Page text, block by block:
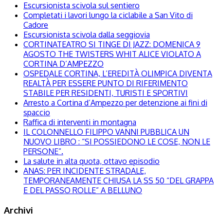
Escursionista scivola sul sentiero
Completati i lavori lungo la ciclabile a San Vito di
Cadore
Escursionista scivola dalla seggiovia
CORTINATEATRO SI TINGE DI JAZZ: DOMENICA 9
AGOSTO THE TWISTERS WHIT ALICE VIOLATO A
CORTINA D’AMPEZZO
OSPEDALE CORTINA, L’EREDITÀ OLIMPICA DIVENTA
REALTÀ PER ESSERE PUNTO DI RIFERIMENTO
STABILE PER RESIDENTI, TURISTI E SPORTIVI
Arresto a Cortina d’Ampezzo per detenzione ai fini di
spaccio
Raffica di interventi in montagna
IL COLONNELLO FILIPPO VANNI PUBBLICA UN
NUOVO LIBRO : “SI POSSIEDONO LE COSE, NON LE
PERSONE”.
La salute in alta quota, ottavo episodio
ANAS: PER INCIDENTE STRADALE,
TEMPORANEAMENTE CHIUSA LA SS 50 “DEL GRAPPA
E DEL PASSO ROLLE” A BELLUNO
Archivi